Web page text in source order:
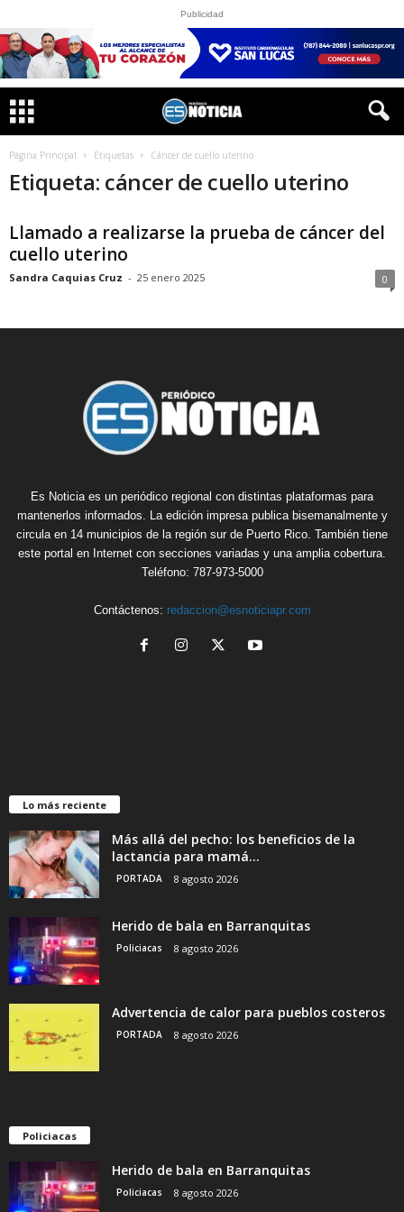
Publicidad
Página Principal Etiquetas Cáncer de cuello uterino
Etiqueta: cáncer de cuello uterino
Llamado a realizarse la prueba de cáncer del
cuello uterino
Sandra Caquias Cruz - 25 enero 2025 0
Es Noticia es un periódico regional con distintas plataformas para
mantenerlos informados. La edición impresa publica bisemanalmente y
circula en 14 municipios de la región sur de Puerto Rico. También tiene
este portal en Internet con secciones variadas y una amplia cobertura.
Teléfono: 787-973-5000
Contáctenos: redaccion@esnoticiapr.com
Lo más reciente
Más allá del pecho: los beneficios de la
lactancia para mamá...
PORTADA 8 agosto 2026
Herido de bala en Barranquitas
Policiacas 8 agosto 2026
Advertencia de calor para pueblos costeros
PORTADA 8 agosto 2026
Policiacas
Herido de bala en Barranquitas
Policiacas 8 agosto 2026